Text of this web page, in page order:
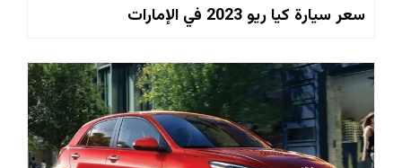
سعر سيارة كيا ريو 2023 في الإمارات